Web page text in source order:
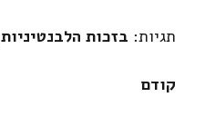
תגיות: בזכות הלבנטיניות
קודם